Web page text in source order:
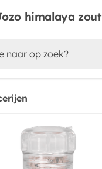
himalaya zout